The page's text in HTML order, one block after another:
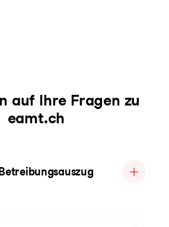
auf Ihre Fragen zu
eamt.ch